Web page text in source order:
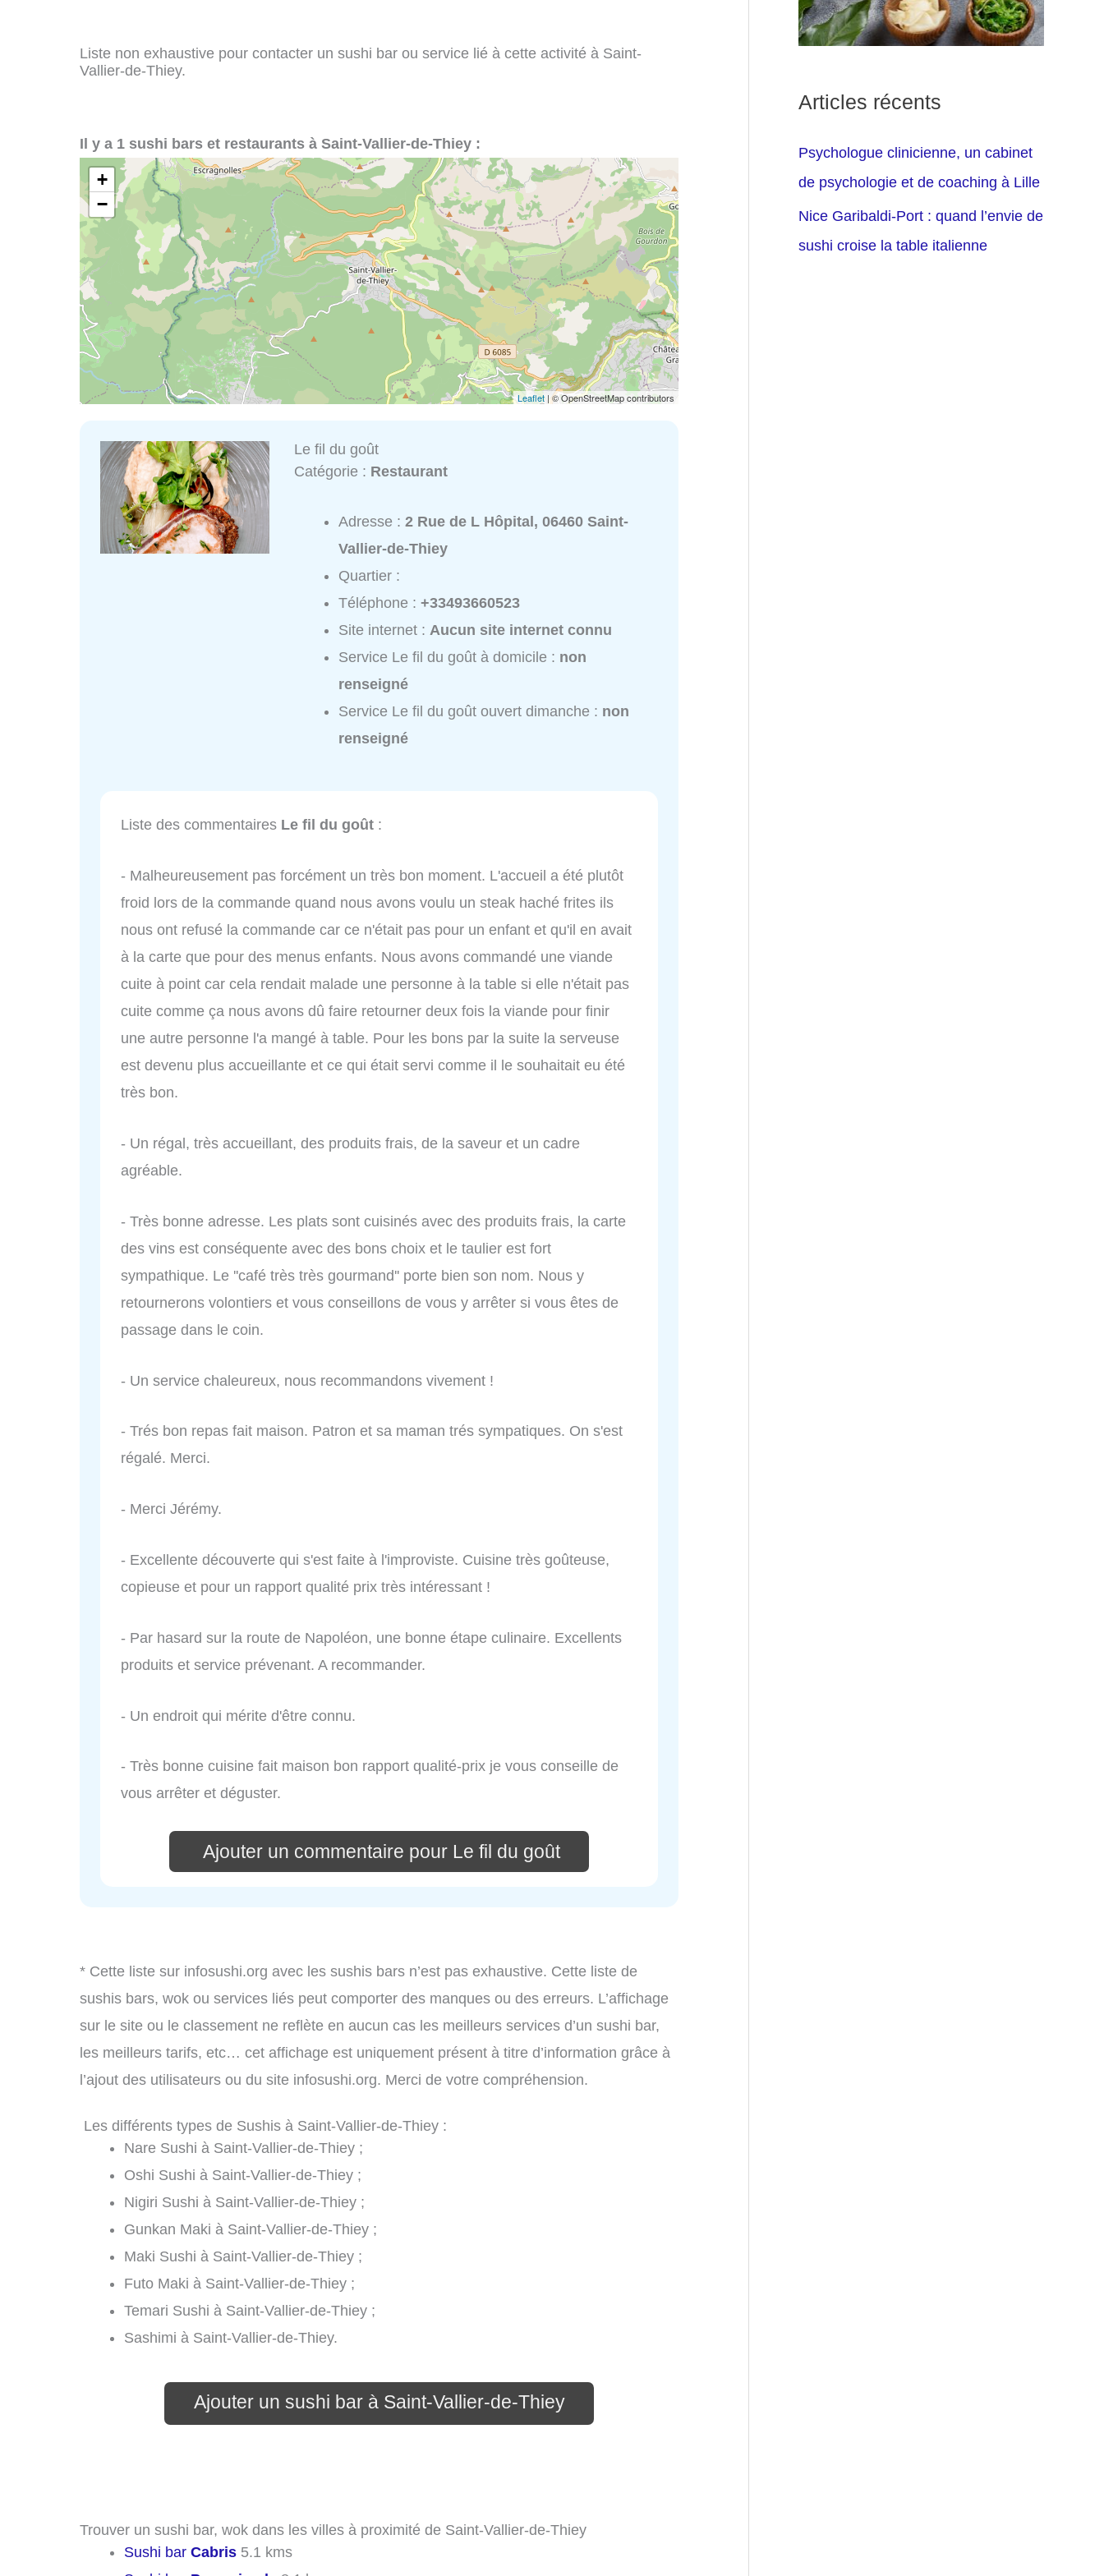
Liste non exhaustive pour contacter un sushi bar ou service lié à cette activité à Saint-
Vallier-de-Thiey.
Il y a 1 sushi bars et restaurants à Saint-Vallier-de-Thiey :
+
−
Leaflet | © OpenStreetMap contributors
Le fil du goût
Catégorie : Restaurant
Adresse :2 Rue de L Hôpital, 06460 Saint-
Vallier-de-Thiey
Quartier :
Téléphone :+33493660523
Site internet :Aucun site internet connu
Service Le fil du goût à domicile : non
renseigné
Service Le fil du goût ouvert dimanche : non
renseigné
Liste des commentaires Le fil du goût :
- Malheureusement pas forcément un très bon moment. L'accueil a été plutôt
froid lors de la commande quand nous avons voulu un steak haché frites ils
nous ont refusé la commande car ce n'était pas pour un enfant et qu'il en avait
à la carte que pour des menus enfants. Nous avons commandé une viande
cuite à point car cela rendait malade une personne à la table si elle n'était pas
cuite comme ça nous avons dû faire retourner deux fois la viande pour finir
une autre personne l'a mangé à table. Pour les bons par la suite la serveuse
est devenu plus accueillante et ce qui était servi comme il le souhaitait eu été
très bon.
- Un régal, très accueillant, des produits frais, de la saveur et un cadre
agréable.
- Très bonne adresse. Les plats sont cuisinés avec des produits frais, la carte
des vins est conséquente avec des bons choix et le taulier est fort
sympathique. Le ''café très très gourmand'' porte bien son nom. Nous y
retournerons volontiers et vous conseillons de vous y arrêter si vous êtes de
passage dans le coin.
- Un service chaleureux, nous recommandons vivement !
- Trés bon repas fait maison. Patron et sa maman trés sympatiques. On s'est
régalé. Merci.
- Merci Jérémy.
- Excellente découverte qui s'est faite à l'improviste. Cuisine très goûteuse,
copieuse et pour un rapport qualité prix très intéressant !
- Par hasard sur la route de Napoléon, une bonne étape culinaire. Excellents
produits et service prévenant. A recommander.
- Un endroit qui mérite d'être connu.
- Très bonne cuisine fait maison bon rapport qualité-prix je vous conseille de
vous arrêter et déguster.
Ajouter un commentaire pour Le fil du goût
* Cette liste sur infosushi.org avec les sushis bars n’est pas exhaustive. Cette liste de
sushis bars, wok ou services liés peut comporter des manques ou des erreurs. L’affichage
sur le site ou le classement ne reflète en aucun cas les meilleurs services d’un sushi bar,
les meilleurs tarifs, etc… cet affichage est uniquement présent à titre d’information grâce à
l’ajout des utilisateurs ou du site infosushi.org. Merci de votre compréhension.
Les différents types de Sushis à Saint-Vallier-de-Thiey :
Nare Sushi à Saint-Vallier-de-Thiey ;
Oshi Sushi à Saint-Vallier-de-Thiey ;
Nigiri Sushi à Saint-Vallier-de-Thiey ;
Gunkan Maki à Saint-Vallier-de-Thiey ;
Maki Sushi à Saint-Vallier-de-Thiey ;
Futo Maki à Saint-Vallier-de-Thiey ;
Temari Sushi à Saint-Vallier-de-Thiey ;
Sashimi à Saint-Vallier-de-Thiey.
Ajouter un sushi bar à Saint-Vallier-de-Thiey
Trouver un sushi bar, wok dans les villes à proximité de Saint-Vallier-de-Thiey
Sushi bar Cabris 5.1 kms
Articles récents
Psychologue clinicienne, un cabinet
de psychologie et de coaching à Lille
Nice Garibaldi-Port : quand l’envie de
sushi croise la table italienne